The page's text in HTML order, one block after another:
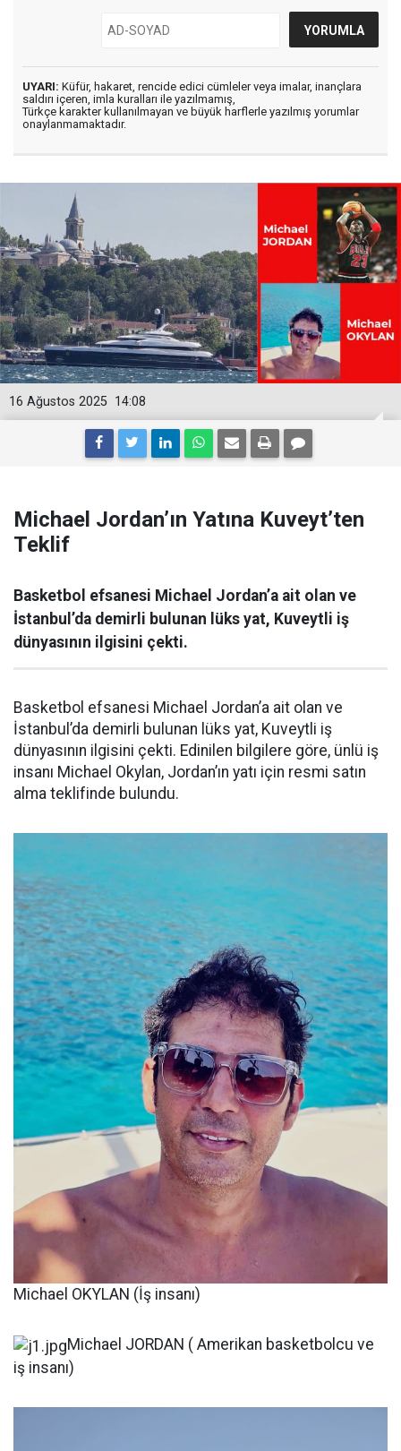
UYARI: Küfür, hakaret, rencide edici cümleler veya imalar, inançlara
saldırı içeren, imla kuralları ile yazılmamış,
Türkçe karakter kullanılmayan ve büyük harflerle yazılmış yorumlar
onaylanmamaktadır.
14:08
16 Ağustos 2025
Michael Jordan’ın Yatına Kuveyt’ten
Teklif
Basketbol efsanesi Michael Jordan’a ait olan ve
İstanbul’da demirli bulunan lüks yat, Kuveytli iş
dünyasının ilgisini çekti.
Basketbol efsanesi Michael Jordan’a ait olan ve
İstanbul’da demirli bulunan lüks yat, Kuveytli iş
dünyasının ilgisini çekti. Edinilen bilgilere göre, ünlü iş
insanı Michael Okylan, Jordan’ın yatı için resmi satın
alma teklifinde bulundu.
Michael OKYLAN (İş insanı)
Michael JORDAN ( Amerikan basketbolcu ve
iş insanı)